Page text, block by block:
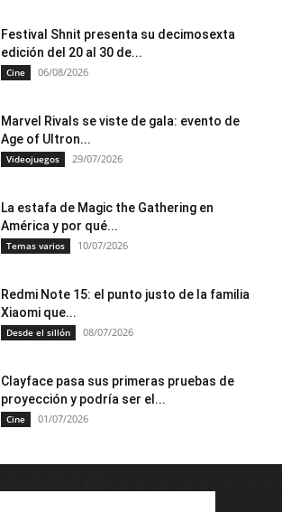
Festival Shnit presenta su decimosexta
edición del 20 al 30 de...
Cine 06/08/2026
Marvel Rivals se viste de gala: evento de
Age of Ultron...
Videojuegos 29/07/2026
La estafa de Magic the Gathering en
América y por qué...
Temas varios 10/07/2026
Redmi Note 15: el punto justo de la familia
Xiaomi que...
Desde el sillón 08/07/2026
Clayface pasa sus primeras pruebas de
proyección y podría ser el...
Cine 01/07/2026